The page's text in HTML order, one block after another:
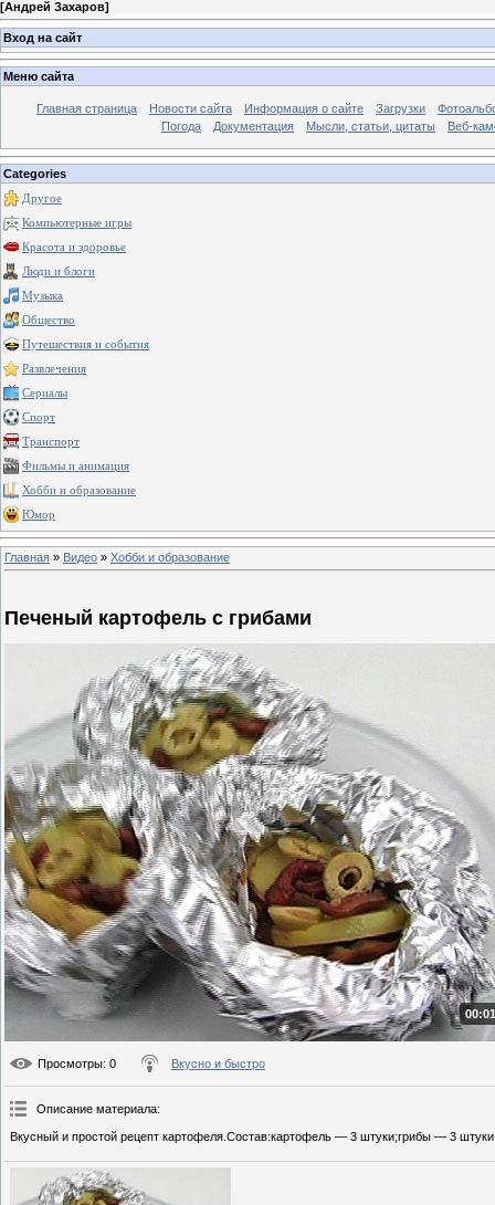
[Андрей Захаров]
Вход на сайт
Меню сайта
Главная страница Новости сайта Информация о сайте Загрузки
Погода
Документация Мысли, статьи, цитаты Веб-
Categories
Другое
Компьютерные игры
Красота и здоровье
Люди и блоги
Музыка
Общество
Путешествия и события
Развлечения
Сериалы
Спорт
Транспорт
Фильмы и анимация
Хобби и образование
Юмор
Главная » Видео » Хобби и образование
Печеный картофель с грибами
Просмотры: 0 Вкусно и быстро
Описание материала:
Вкусный и простой рецепт картофеля.Состав:картофель — 3 штуки;грибы — 3